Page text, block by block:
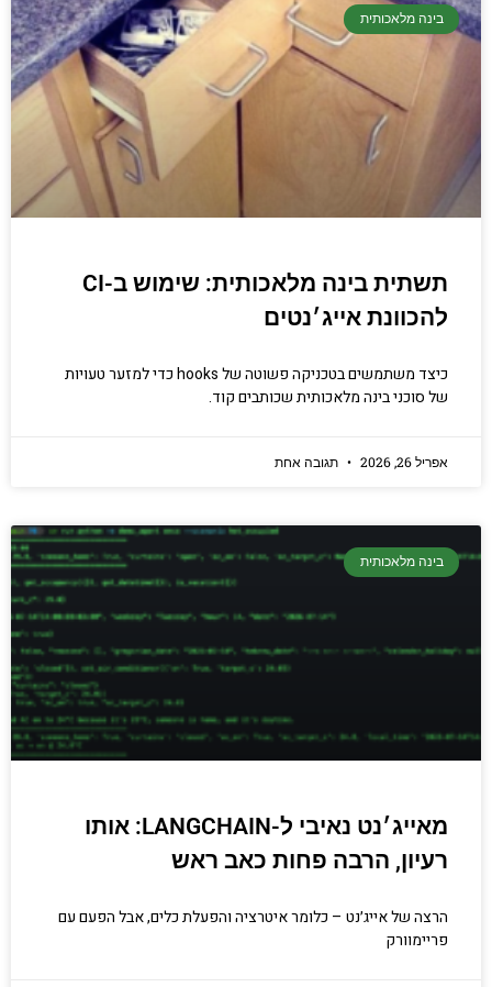
בינה מלאכותית
תשתית בינה מלאכותית: שימוש ב-CI
להכוונת אייג׳נטים
כיצד משתמשים בטכניקה פשוטה של hooks כדי למזער טעויות
של סוכני בינה מלאכותית שכותבים קוד.
אפריל 26, 2026 תגובה אחת
בינה מלאכותית
מאייג׳נט נאיבי ל-LANGCHAIN: אותו
רעיון, הרבה פחות כאב ראש
הרצה של אייג׳נט – כלומר איטרציה והפעלת כלים, אבל הפעם עם
פריימוורק